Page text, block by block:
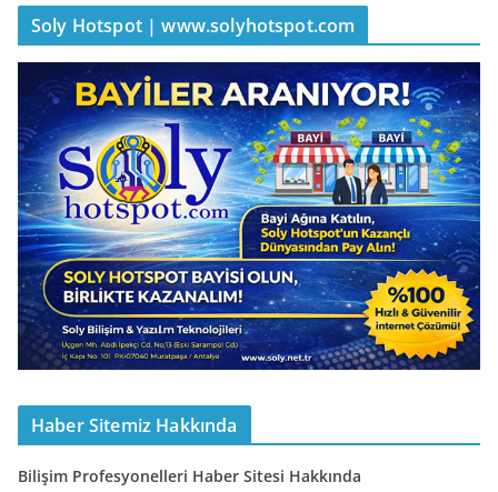
Soly Hotspot | www.solyhotspot.com
Haber Sitemiz Hakkında
Bilişim Profesyonelleri Haber Sitesi Hakkında